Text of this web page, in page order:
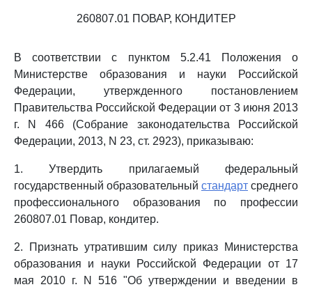
260807.01 ПОВАР, КОНДИТЕР
В соответствии с пунктом 5.2.41 Положения о
Министерстве образования и науки Российской
Федерации, утвержденного постановлением
Правительства Российской Федерации от 3 июня 2013
г. N 466 (Собрание законодательства Российской
Федерации, 2013, N 23, ст. 2923), приказываю:
1. Утвердить прилагаемый федеральный
государственный образовательный стандарт среднего
профессионального образования по профессии
260807.01 Повар, кондитер.
2. Признать утратившим силу приказ Министерства
образования и науки Российской Федерации от 17
мая 2010 г. N 516 "Об утверждении и введении в